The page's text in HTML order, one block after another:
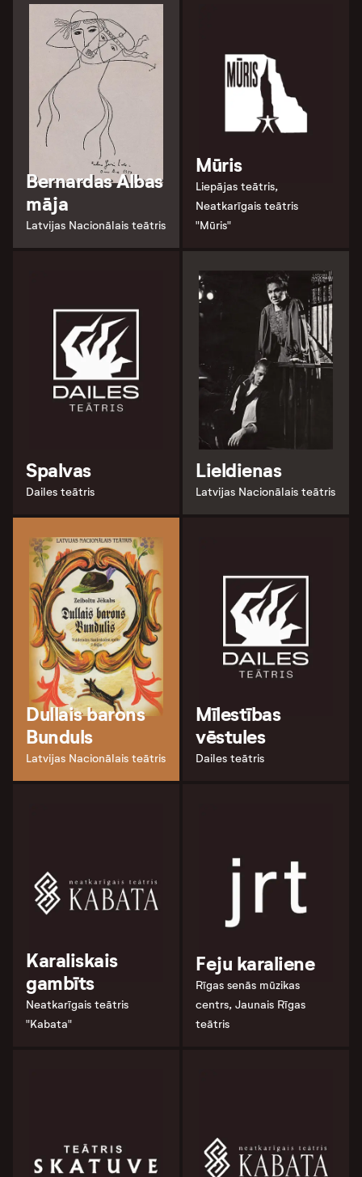
Bernardas Albas
māja
Latvijas Nacionālais teātris
Mūris
Liepājas teātris,
Neatkarīgais teātris
"Mūris"
Spalvas
Dailes teātris
Lieldienas
Latvijas Nacionālais teātris
Dullais barons
Bunduls
Latvijas Nacionālais teātris
Mīlestības
vēstules
Dailes teātris
Karaliskais
gambīts
Neatkarīgais teātris
"Kabata"
Feju karaliene
Rīgas senās mūzikas
centrs, Jaunais Rīgas
teātris